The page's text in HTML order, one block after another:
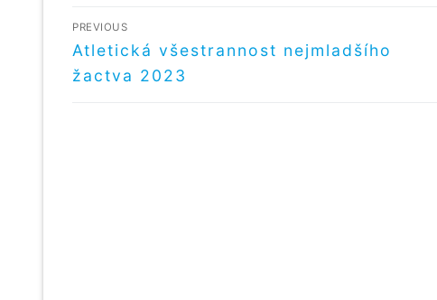
NAVIGACE
PRO
PŘÍSPĚVEK
PREVIOUS
Předchozí
příspěvek
Atletická všestrannost nejmladšího
žactva 2023